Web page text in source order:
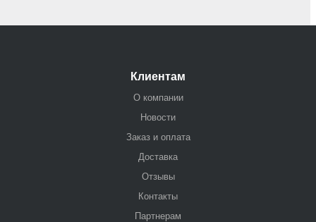
Клиентам
О компании
Новости
Заказ и оплата
Доставка
Отзывы
Контакты
Партнерам